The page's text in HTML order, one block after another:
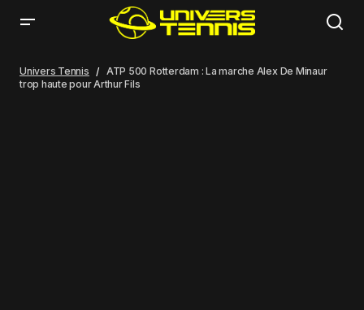
Fils
Univers Tennis
ATP 500 Rotterdam : La marche Alex De Minaur
trop haute pour Arthur Fils